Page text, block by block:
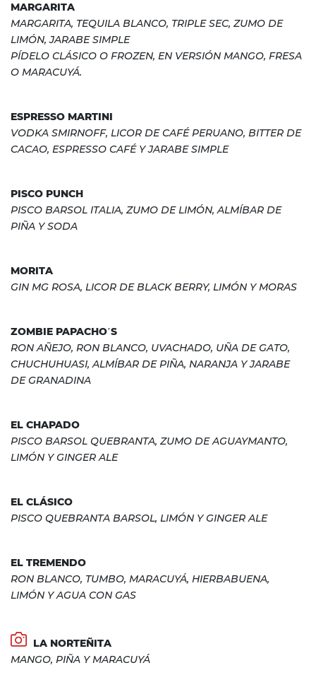
MARGARITA
MARGARITA, TEQUILA BLANCO, TRIPLE SEC, ZUMO DE
LIMÓN, JARABE SIMPLE
PÍDELO CLÁSICO O FROZEN, EN VERSIÓN MANGO, FRESA
O MARACUYÁ.
ESPRESSO MARTINI
VODKA SMIRNOFF, LICOR DE CAFÉ PERUANO, BITTER DE
CACAO, ESPRESSO CAFÉ Y JARABE SIMPLE
PISCO PUNCH
PISCO BARSOL ITALIA, ZUMO DE LIMÓN, ALMÍBAR DE
PIÑA Y SODA
MORITA
GIN MG ROSA, LICOR DE BLACK BERRY, LIMÓN Y MORAS
ZOMBIE PAPACHO’S
RON AÑEJO, RON BLANCO, UVACHADO, UÑA DE GATO,
CHUCHUHUASI, ALMÍBAR DE PIÑA, NARANJA Y JARABE
DE GRANADINA
EL CHAPADO
PISCO BARSOL QUEBRANTA, ZUMO DE AGUAYMANTO,
LIMÓN Y GINGER ALE
EL CLÁSICO
PISCO QUEBRANTA BARSOL, LIMÓN Y GINGER ALE
EL TREMENDO
RON BLANCO, TUMBO, MARACUYÁ, HIERBABUENA,
LIMÓN Y AGUA CON GAS
LA NORTEÑITA
MANGO, PIÑA Y MARACUYÁ